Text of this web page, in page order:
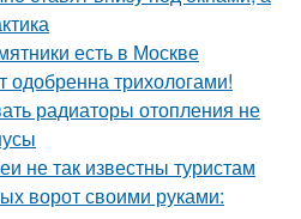
есть в Москве
одобренна трихологами!
радиаторы отопления не
не так известны туристам
ворот своими руками: